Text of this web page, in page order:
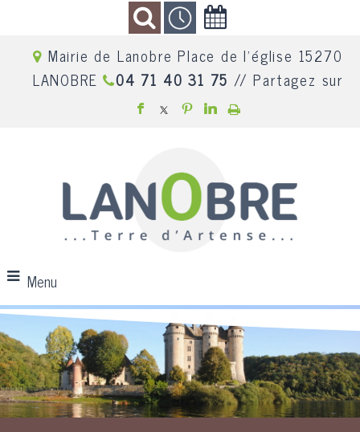
Mairie de Lanobre Place de l'église 15270
LANOBRE 04 71 40 31 75 // Partagez sur
Menu